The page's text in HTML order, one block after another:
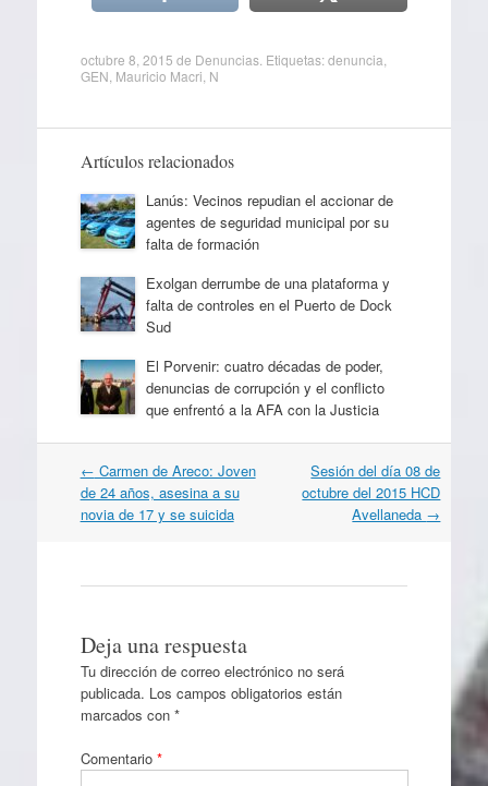
octubre 8, 2015 de Denuncias. Etiquetas:denuncia
GEN Mauricio Macri N
Artículos relacionados
Lanús: Vecinos repudian el accionar de
agentes de seguridad municipal por su
falta de formación
Exolgan derrumbe de una plataforma y
falta de controles en el Puerto de Dock
Sud
El Porvenir: cuatro décadas de poder,
denuncias de corrupción y el conflicto
que enfrentó a la AFA con la Justicia
Navegación
por
artículos
← Carmen de Areco: Joven
de 24 años, asesina a su
novia de 17 y se suicida
Sesión del día 08 de
octubre del 2015 HCD
Avellaneda →
Deja una respuesta
Tu dirección de correo electrónico no será
publicada. Los campos obligatorios están
marcados con *
Comentario *